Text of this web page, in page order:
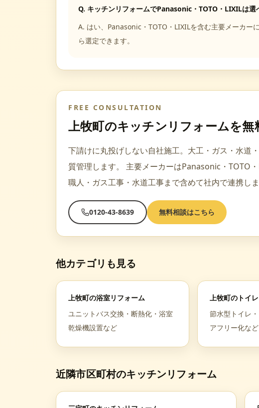
Q. キッチンリフォームでPanasonic・TOTO・LIXILは選
A. はい、Panasonic・TOTO・LIXILを含む主要メーカー
ら選定できます。
FREE CONSULTATION
上牧町のキッチンリフォームを無
下請けに丸投げしない自社施工。大工・ガス・水道
質管理します。
主要メーカーはPanasonic・TOTO
職人・ガス工事・水道工事まで含めて社内で連携しま
0120-43-8639 無料相談はこちら
他カテゴリも見る
上牧町の浴室リフォーム
ユニットバス交換・断熱化・浴室
乾燥機設置など
上牧町の トイ
節水型トイレ
アフリー化など
近隣市区町村のキッチンリフォーム